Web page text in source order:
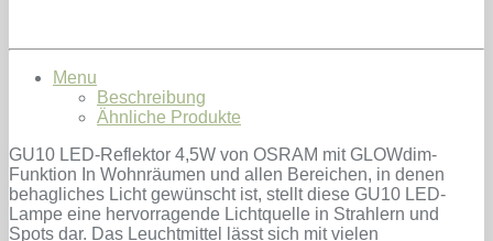
Menu
Beschreibung
Ähnliche Produkte
GU10 LED-Reflektor 4,5W von OSRAM mit GLOWdim-
Funktion In Wohnräumen und allen Bereichen, in denen
behagliches Licht gewünscht ist, stellt diese GU10 LED-
Lampe eine hervorragende Lichtquelle in Strahlern und
Spots dar. Das Leuchtmittel lässt sich mit vielen